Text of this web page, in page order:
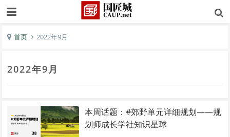
首页 2022年9月
2022年9月
本周话题：#郊野单元详细规划——规
划师成长学社知识星球